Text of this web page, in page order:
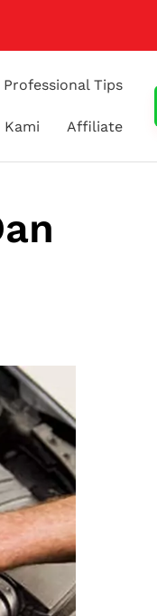
Professional Tips
Kami Affiliate